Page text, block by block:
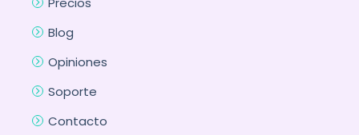
Blog
Opiniones
Soporte
Contacto